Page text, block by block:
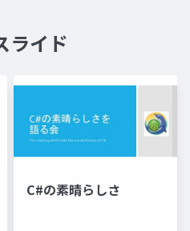
ライド
C#の素晴らしさ